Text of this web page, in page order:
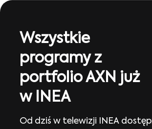
Wszystkie
programy z
portfolio AXN już
w INEA
Od dziś w telewizji INEA